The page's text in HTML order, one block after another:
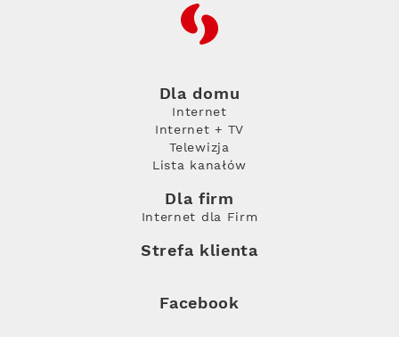
RFC
Dla domu
Internet
Internet + TV
Telewizja
Lista kanałów
Dla firm
Internet dla Firm
Strefa klienta
Facebook